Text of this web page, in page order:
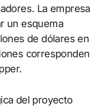
La empresa
un esquema
de dólares en
corresponden
del proyecto